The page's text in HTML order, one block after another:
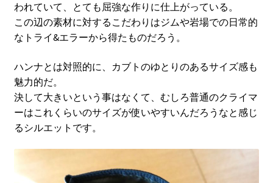
われていて、とても屈強な作りに仕上がっている。
この辺の素材に対するこだわりはジムや岩場での日常的
なトライ&エラーから得たものだろう。
ハンナとは対照的に、カブトのゆとりのあるサイズ感も
魅力的だ。
決して大きいという事はなくて、むしろ普通のクライマ
ーはこれくらいのサイズが使いやすいんだろうなと感じ
るシルエットです。